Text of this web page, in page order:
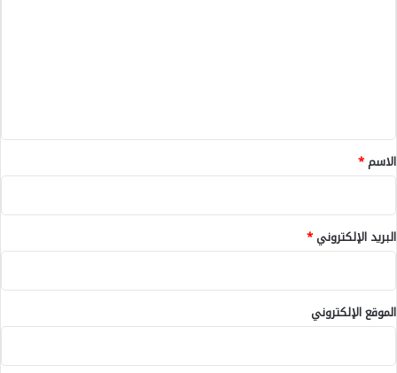
ى
ا
ر
ف
ا
ع
ن
ذ
2
1
ل
ه
و
ء
ا
ل
ل
ق
ب
*
الاسم*
البريد الإلكتروني*
الموقع الإلكتروني